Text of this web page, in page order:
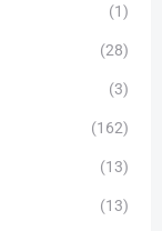
(1)
(28)
(3)
(162)
(13)
(13)